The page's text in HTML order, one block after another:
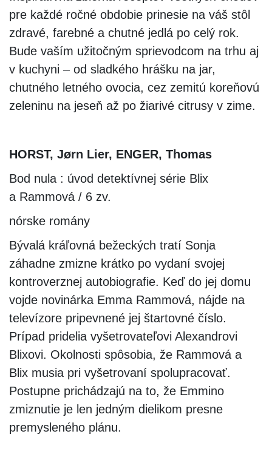
pre každé ročné obdobie prinesie na váš stôl
zdravé, farebné a chutné jedlá po celý rok.
Bude vaším užitočným sprievodcom na trhu aj
v kuchyni – od sladkého hrášku na jar,
chutného letného ovocia, cez zemitú koreňovú
zeleninu na jeseň až po žiarivé citrusy v zime.
HORST, Jørn Lier, ENGER, Thomas
Bod nula : úvod detektívnej série Blix
a Rammová / 6 zv.
nórske romány
Bývalá kráľovná bežeckých tratí Sonja
záhadne zmizne krátko po vydaní svojej
kontroverznej autobiografie. Keď do jej domu
vojde novinárka Emma Rammová, nájde na
televízore pripevnené jej štartovné číslo.
Prípad pridelia vyšetrovateľovi Alexandrovi
Blixovi. Okolnosti spôsobia, že Rammová a
Blix musia pri vyšetrovaní spolupracovať.
Postupne prichádzajú na to, že Emmino
zmiznutie je len jedným dielikom presne
premysleného plánu.